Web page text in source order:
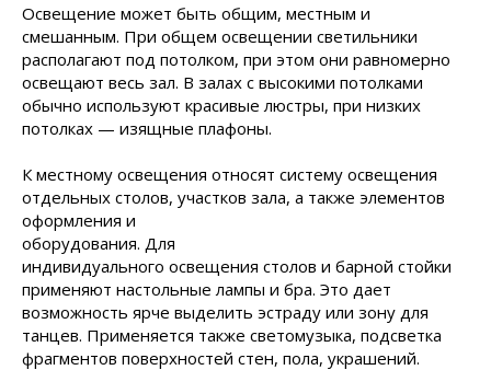
Освещение может быть общим, местным и
смешанным. При общем освещении светильники
располагают под потолком, при этом они равномерно
освещают весь зал. В залах с высокими потолками
обычно используют красивые люстры, при низких
потолках — изящные плафоны.
К местному освещения относят систему освещения
отдельных столов, участков зала, а также элементов
оформления и
оборудования. Для
индивидуального освещения столов и барной стойки
применяют настольные лампы и бра. Это дает
возможность ярче выделить эстраду или зону для
танцев. Применяется также светомузыка, подсветка
фрагментов поверхностей стен, пола, украшений.